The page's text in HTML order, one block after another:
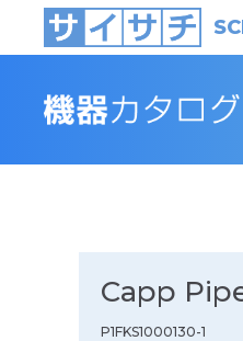
Capp
P1FKS1000130-1